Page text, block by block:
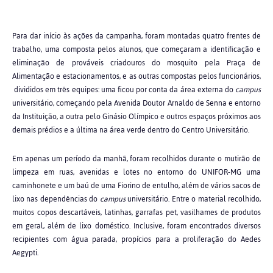
Para dar início às ações da campanha, foram montadas quatro frentes de
trabalho, uma composta pelos alunos, que começaram a identificação e
eliminação de prováveis criadouros do mosquito pela Praça de
Alimentação e estacionamentos, e as outras compostas pelos funcionários,
divididos em três equipes: uma ficou por conta da área externa docampus
universitário, começando pela Avenida Doutor Arnaldo de Senna e entorno
da Instituição, a outra pelo Ginásio Olímpico e outros espaços próximos aos
demais prédios e a última na área verde dentro do Centro Universitário.
Em apenas um período da manhã, foram recolhidos durante o mutirão de
limpeza em ruas, avenidas e lotes no entorno do UNIFOR-MG uma
caminhonete e um baú de uma Fiorino de entulho, além de vários sacos de
lixo nas dependências do campusuniversitário. Entre o material recolhido,
muitos copos descartáveis, latinhas, garrafas pet, vasilhames de produtos
em geral, além de lixo doméstico. Inclusive, foram encontrados diversos
recipientes com água parada, propícios para a proliferação do Aedes
Aegypti.